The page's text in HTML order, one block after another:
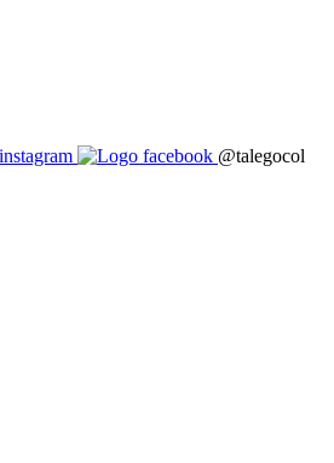
@talegocol